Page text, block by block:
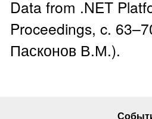
Data from .NET
Proceedings, c.
Пасконов В.М.).